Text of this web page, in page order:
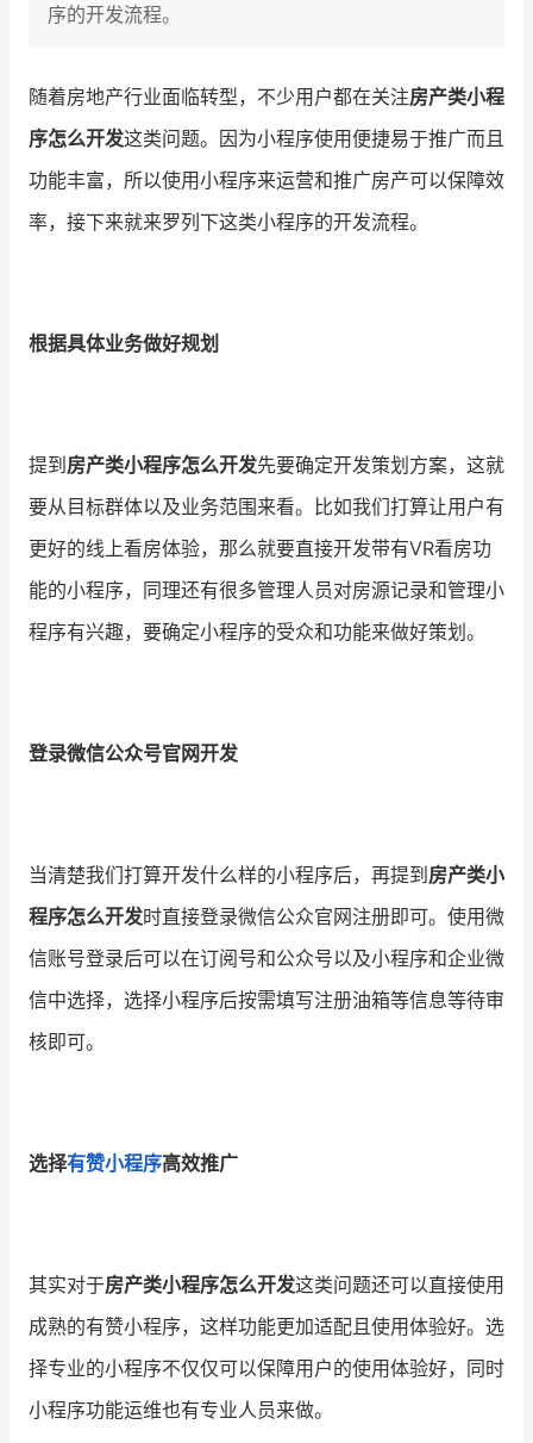
智库
行业洞察
品牌消费观 行业报告
增长俱乐部 有赞商盟
合作共进
入驻有赞 认证代理商
有赞云
序的开发流程。
随着房地产行业面临转型，不少用户都在关注房产类小程
序怎么开发这类问题。因为小程序使用便捷易于推广而且
功能丰富，所以使用小程序来运营和推广房产可以保障效
率，接下来就来罗列下这类小程序的开发流程。
根据具体业务做好规划
提到 房产类小程序怎么开发先要确定开发策划方案，这就
要从目标群体以及业务范围来看。比如我们打算让用户有
更好的线上看房体验，那么就要直接开发带有VR看房功
能的小程序，同理还有很多管理人员对房源记录和管理小
程序有兴趣，要确定小程序的受众和功能来做好策划。
登录微信公众号官网开发
当清楚我们打算开发什么样的小程序后，再提到 房产类小
程序怎么开发时直接登录微信公众官网注册即可。使用微
信账号登录后可以在订阅号和公众号以及小程序和企业微
信中选择，选择小程序后按需填写注册油箱等信息等待审
核即可。
选择有赞小程序高效推广
其实对于房产类小程序怎么开发这类问题还可以直接使用
成熟的有赞小程序，这样功能更加适配且使用体验好。选
择专业的小程序不仅仅可以保障用户的使用体验好，同时
小程序功能运维也有专业人员来做。